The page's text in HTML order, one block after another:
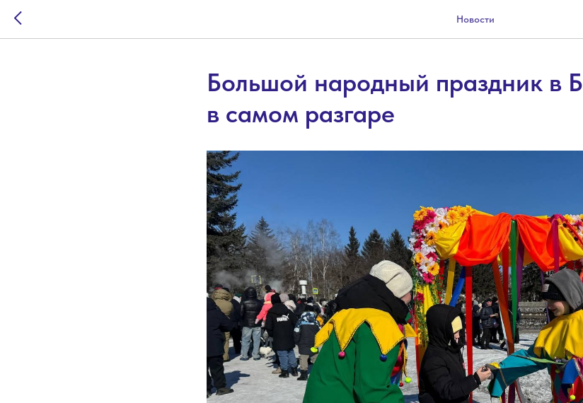
Новости
Большой народный праздник в
в самом разгаре